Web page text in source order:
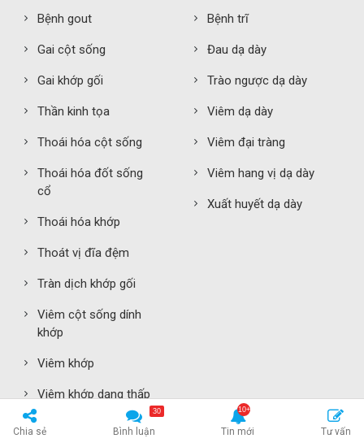
Bệnh gout
Gai cột sống
Gai khớp gối
Thần kinh tọa
Thoái hóa cột sống
Thoái hóa đốt sống
cổ
Thoái hóa khớp
Thoát vị đĩa đệm
Tràn dịch khớp gối
Viêm cột sống dính
khớp
Viêm khớp
Viêm khớp dạng thấp
Bệnh trĩ
Đau dạ dày
Trào ngược dạ dày
Viêm dạ dày
Viêm đại tràng
Viêm hang vị dạ dày
Xuất huyết dạ dày
GIỚI TÍNH TAI – MŨI – HỌNG
Chia sẻ Bình luận
30
Tin mới Tư vấn